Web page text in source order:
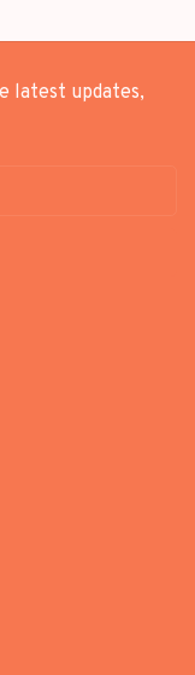
latest updates,